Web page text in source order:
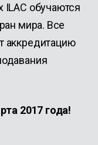
обучаются
мира. Все
аккредитацию
2017 года!